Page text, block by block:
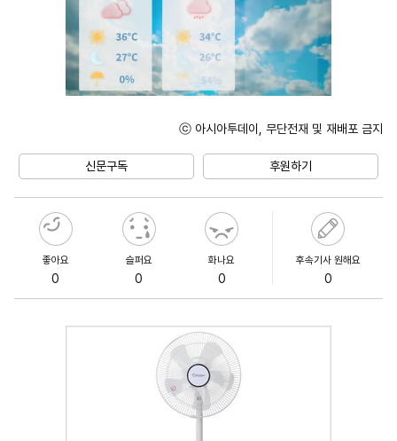
ⓒ 아시아투데이, 무단전재 및 재배포 금지
신문구독 후원하기
좋아요
0
슬퍼요
0
화나요
0
후속기사 원해요
0